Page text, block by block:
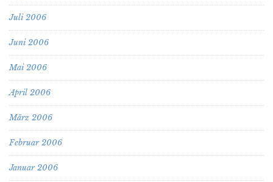
Juli 2006
Juni 2006
Mai 2006
April 2006
März 2006
Februar 2006
Januar 2006